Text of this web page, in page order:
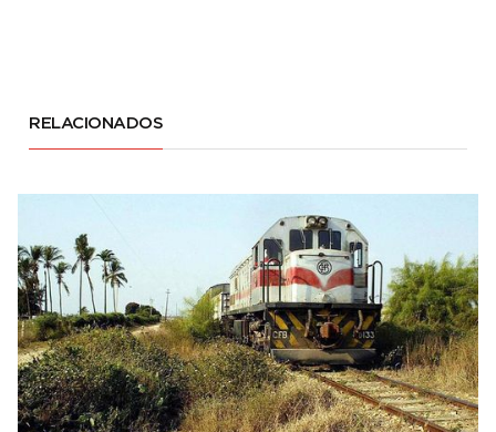
RELACIONADOS